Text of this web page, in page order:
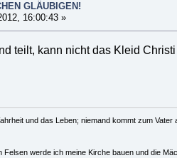
GLÄUBIGEN!
16:00:43 »
teilt, kann nicht das Kleid
und das Leben; niemand kommt zum Vater
werde ich meine Kirche bauen und die